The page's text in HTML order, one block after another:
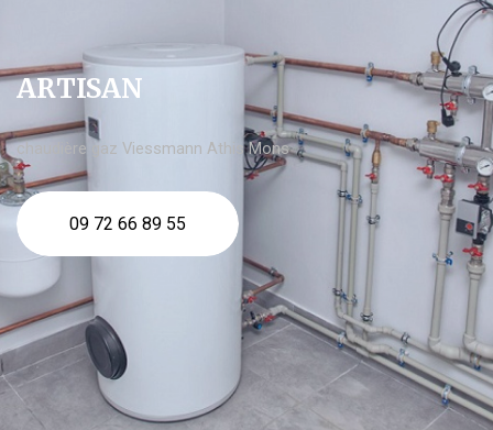
ARTISAN
chaudière gaz Viessmann Athis Mons
09 72 66 89 55